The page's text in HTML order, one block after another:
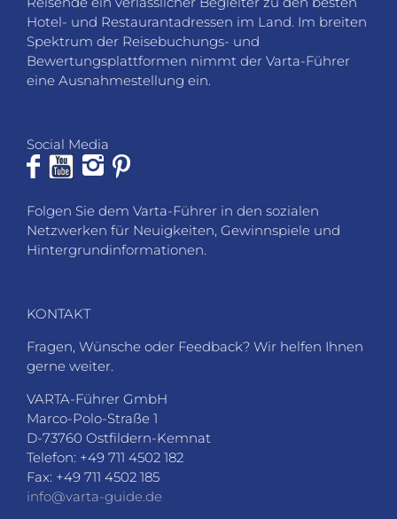
Hotel- und Restaurantadressen im Land. Im breiten
Spektrum der Reisebuchungs- und
Bewertungsplattformen nimmt der Varta-Führer
eine Ausnahmestellung ein.
Social Media
Folgen Sie dem Varta-Führer in den sozialen
Netzwerken für Neuigkeiten, Gewinnspiele und
Hintergrundinformationen.
KONTAKT
Fragen, Wünsche oder Feedback? Wir helfen Ihnen
gerne weiter.
VARTA-Führer GmbH
Marco-Polo-Straße 1
D-73760 Ostfildern-Kemnat
Telefon: +49 711 4502 182
Fax: +49 711 4502 185
info@varta-guide.de